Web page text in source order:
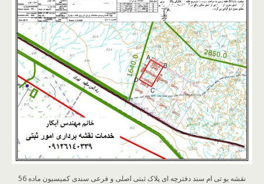
نقشه یو تی ام سند دفترچه ای پلاک ثبتی اصلی و فرعی سندی کمیسیون ماده 56